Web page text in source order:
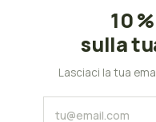
Palma, Isole Baleari
10
sulla
Lasciaci la tua